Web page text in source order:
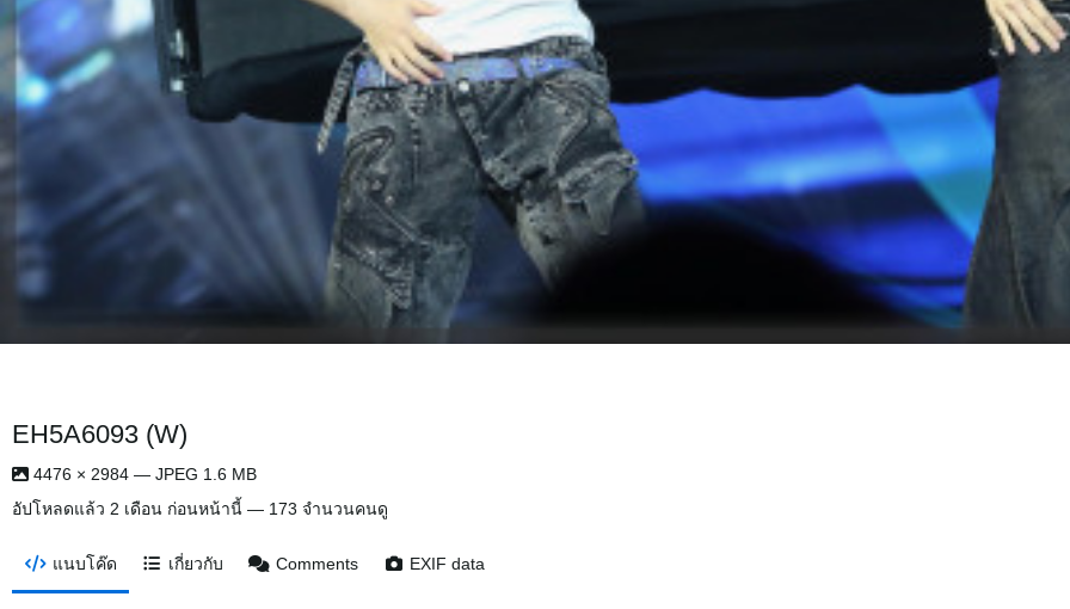
EH5A6093 (W)
4476 × 2984 — JPEG 1.6 MB
อัปโหลดแล้ว 2 เดือน ก่อนหน้านี้ — 173 จำนวนคนดู
แนบโค๊ด เกี่ยวกับ Comments EXIF data